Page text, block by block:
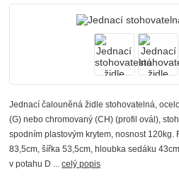
Jednací čalouněná židle stohovatelná,
(G) nebo chromovaný (CH) (profil ovál),
spodním plastovým krytem, nosnost 120kg.
83,5cm, šířka 53,5cm, hloubka sedáku
v potahu D ...celý popis